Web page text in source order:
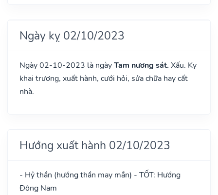
Ngày kỵ 02/10/2023
Ngày 02-10-2023 là ngàyTam nương sát. Xấu. Kỵ
khai trương, xuất hành, cưới hỏi, sửa chữa hay cất
nhà.
Hướng xuất hành 02/10/2023
- Hỷ thần (hướng thần may mắn) - TỐT: Hướng
Đông Nam